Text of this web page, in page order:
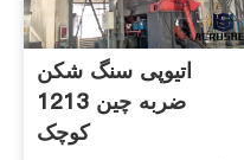
اتیوپی سنگ شکن
ضربه چین 1213
کوچک